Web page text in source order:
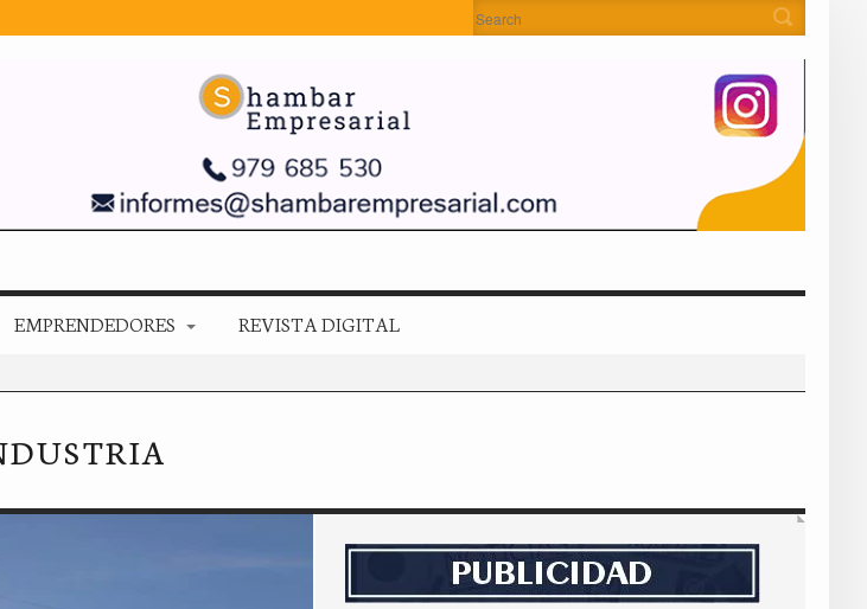
EMPRENDEDORES REVISTA DIGITAL